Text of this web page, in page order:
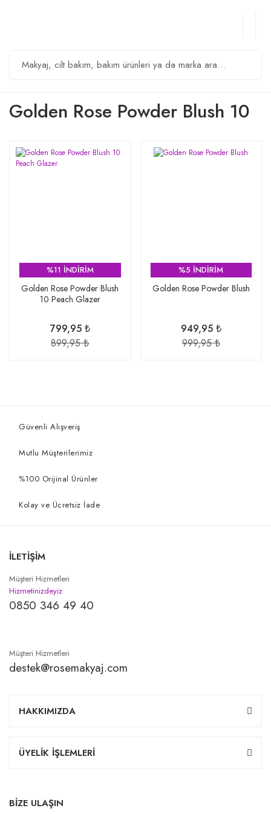
Golden Rose Powder Blush 10
%11 İNDİRİM
Golden Rose Powder Blush
10 Peach Glazer
799,95 ₺
899,95 ₺
%5 İNDİRİM
Golden Rose Powder Blush
949,95 ₺
999,95 ₺
Güvenli Alışveriş
Mutlu Müşterilerimiz
%100 Orijinal Ürünler
Kolay ve Ücretsiz İade
İLETİŞİM
Müşteri Hizmetleri
Hizmetinizdeyiz
0850 346 49 40
Müşteri Hizmetleri
destek@rosemakyaj.com
HAKKIMIZDA
ÜYELİK İŞLEMLERİ
BİZE ULAŞIN